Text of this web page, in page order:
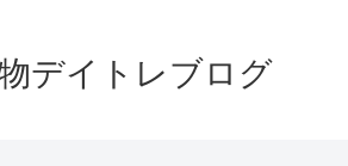
デイトレブログ